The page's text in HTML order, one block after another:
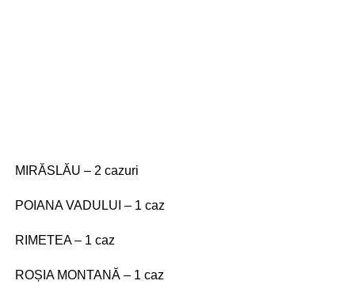
MIRĂSLĂU – 2 cazuri
POIANA VADULUI – 1 caz
RIMETEA – 1 caz
ROȘIA MONTANĂ – 1 caz